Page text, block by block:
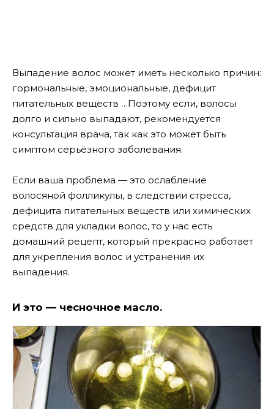
Выпадение волос может иметь несколько причин:
гормональные, эмоциональные, дефицит
питательных веществ …Поэтому если, волосы
долго и сильно выпадают, рекомендуется
консультация врача, так как это может быть
симптом серьёзного заболевания.
Если ваша проблема — это ослабление
волосяной фолликулы, в следствии стресса,
дефицита питательных веществ или химических
средств для укладки волос, то у нас есть
домашний рецепт, который прекрасно работает
для укрепления волос и устранения их
выпадения.
И это — чесночное масло.